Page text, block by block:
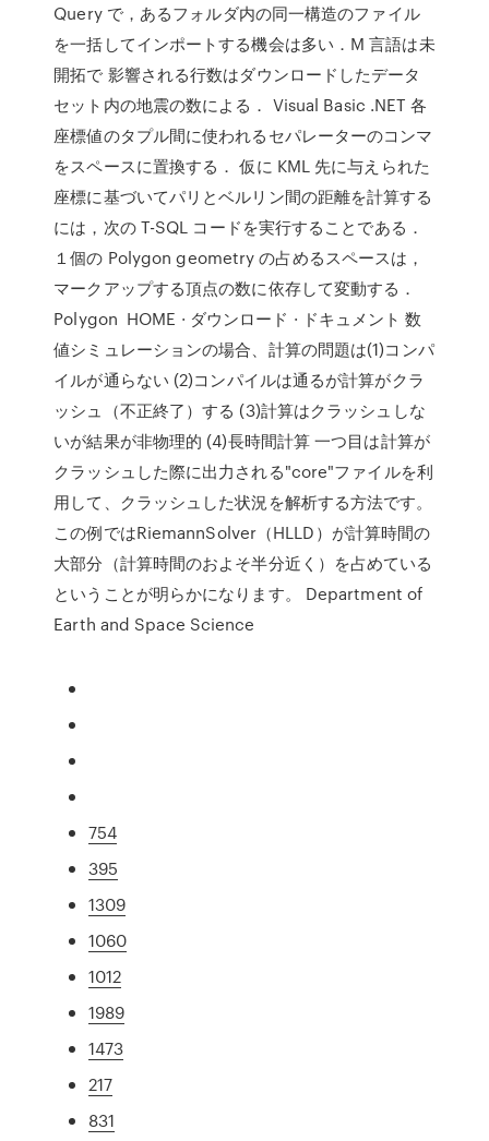
Query で，あるフォルダ内の同一構造のファイル
を一括してインポートする機会は多い．M 言語は未
開拓で 影響される行数はダウンロードしたデータ
セット内の地震の数による． Visual Basic .NET 各
座標値のタプル間に使われるセパレーターのコンマ
をスペースに置換する． 仮に KML 先に与えられた
座標に基づいてパリとベルリン間の距離を計算する
には，次の T-SQL コードを実行することである．
１個の Polygon geometry の占めるスペースは，
マークアップする頂点の数に依存して変動する．
Polygon HOME · ダウンロード · ドキュメント 数
値シミュレーションの場合、計算の問題は(1)コンパ
イルが通らない (2)コンパイルは通るが計算がクラ
ッシュ（不正終了）する (3)計算はクラッシュしな
いが結果が非物理的 (4)長時間計算 一つ目は計算が
クラッシュした際に出力される"core"ファイルを利
用して、クラッシュした状況を解析する方法です。
この例ではRiemannSolver（HLLD）が計算時間の
大部分（計算時間のおよそ半分近く）を占めている
ということが明らかになります。 Department of
Earth and Space Science
754
395
1309
1060
1012
1989
1473
217
831